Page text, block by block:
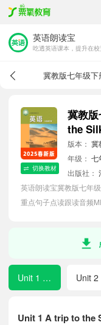
英语朗读宝
吃透英语课本，提升在校
切换教材
冀教
the
版本： 冀
年级： 七
出版社：
英语朗读宝冀教版七年
重点句子点读跟读音频
Unit 1 A trip to the
Unit 1 A trip to the Silk Road